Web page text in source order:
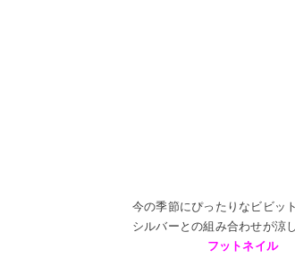
今の季節にぴったりなビビッ
シルバーとの組み合わせが涼
フットネイル